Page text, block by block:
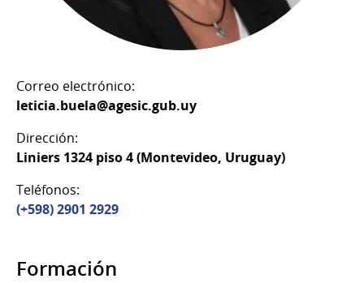
Correo electrónico:
leticia.buela@agesic.gub.uy
Dirección:
Liniers 1324 piso 4 (Montevideo, Uruguay)
Teléfonos:
(+598) 2901 2929
Formación